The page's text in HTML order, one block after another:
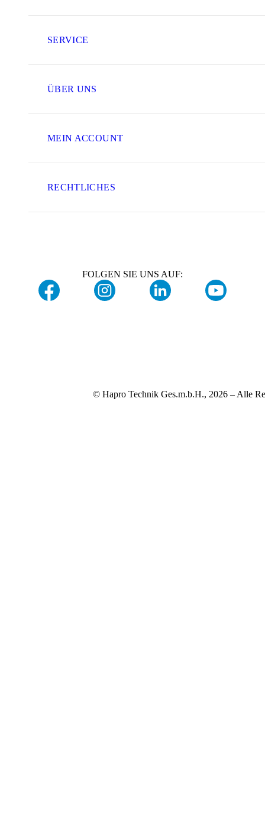
SERVICE
ÜBER UNS
MEIN ACCOUNT
RECHTLICHES
FOLGEN SIE UNS AUF:
© Hapro Technik Ges.m.b.H., 2026 – Alle